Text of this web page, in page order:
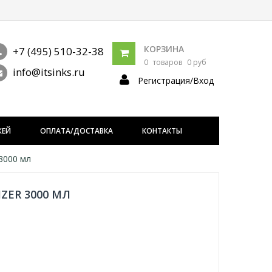
+7 (495) 510-32-38
info@itsinks.ru
КОРЗИНА
0 товаров 0 руб
Регистрация/Вход
ОПЛАТА/ДОСТАВКА КОНТАКТЫ
мл
3000 МЛ